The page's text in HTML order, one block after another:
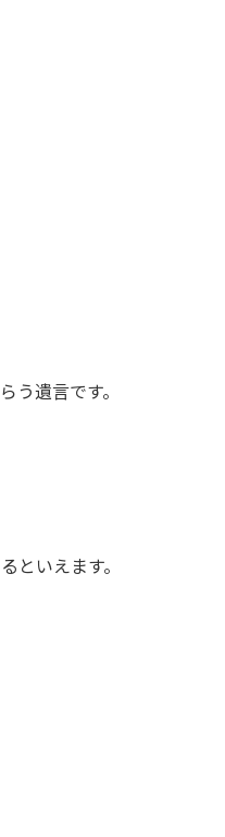
う遺言です。
といえます。